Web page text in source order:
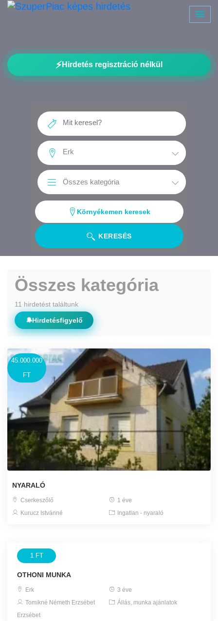
⚡Hirdetés regisztráció nélkül
KERESÉS
Környékemen keresek
Összes kategória
11 hirdetést találtunk
🔔Hirdetésfigyelő
45.000.000
FT
NYARALÓ
Cserkeszőlő
1 éve
Kurucz Istvánné
Ingatlan - nyaraló
1 FT
OTHONI MUNKA
Erk
3 éve
Tomikné Németh Erzsébet
Erzsébet
Állás, munka ajánlatok